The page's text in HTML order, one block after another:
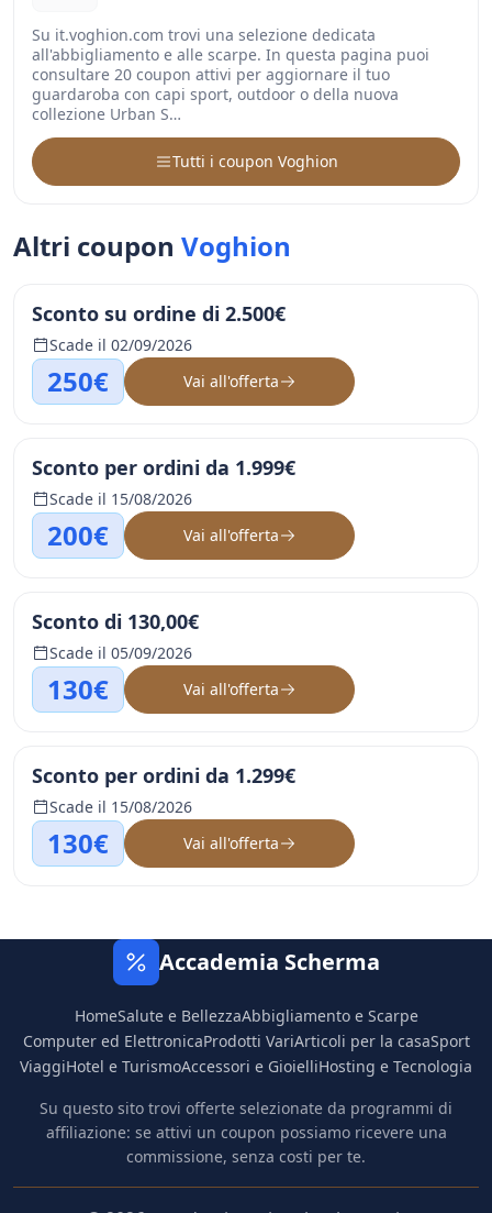
Su it.voghion.com trovi una selezione dedicata
all'abbigliamento e alle scarpe. In questa pagina puoi
consultare 20 coupon attivi per aggiornare il tuo
guardaroba con capi sport, outdoor o della nuova
collezione Urban S…
Tutti i coupon Voghion
Altri coupon Voghion
Sconto su ordine di 2.500€
Scade il 02/09/2026
250€ Vai all'offerta
Sconto per ordini da 1.999€
Scade il 15/08/2026
200€ Vai all'offerta
Sconto di 130,00€
Scade il 05/09/2026
130€ Vai all'offerta
Sconto per ordini da 1.299€
Scade il 15/08/2026
130€ Vai all'offerta
Accademia Scherma
HomeSalute e BellezzaAbbigliamento e Scarpe
Computer ed ElettronicaProdotti VariArticoli per la casaSport
ViaggiHotel e TurismoAccessori e GioielliHosting e Tecnologia
Su questo sito trovi offerte selezionate da programmi di
affiliazione: se attivi un coupon possiamo ricevere una
commissione, senza costi per te.